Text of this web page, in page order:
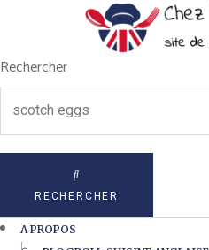
Rechercher
RECHERCHER
A PROPOS